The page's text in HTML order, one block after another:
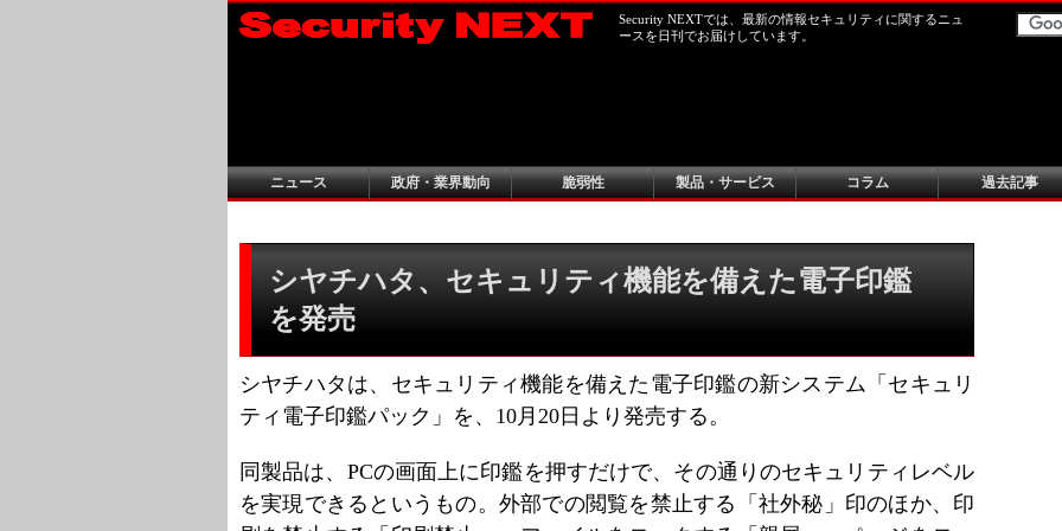
Security NEXTでは、最新の情報セキュリティに関するニュ
ースを日刊でお届けしています。
ニュース 政府・業界動向 脆弱性 製品・サービス コラム 過去記事
シヤチハタ、セキュリティ機能を備えた電子印鑑
を発売
シヤチハタは、セキュリティ機能を備えた電子印鑑の新システム「セキュリ
ティ電子印鑑パック」を、10月20日より発売する。
同製品は、PCの画面上に印鑑を押すだけで、その通りのセキュリティレベル
を実現できるというもの。外部での閲覧を禁止する「社外秘」印のほか、印